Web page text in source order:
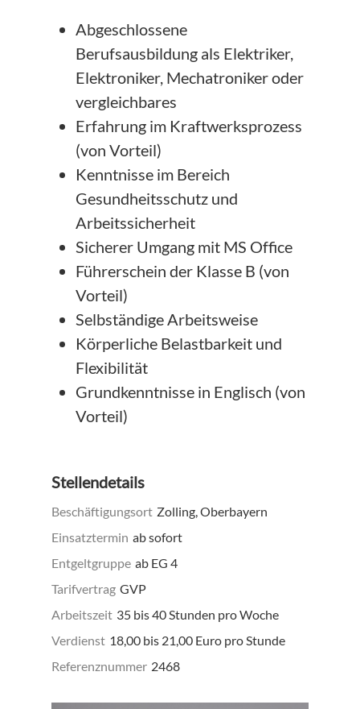
Abgeschlossene
Berufsausbildung als Elektriker,
Elektroniker, Mechatroniker oder
vergleichbares
Erfahrung im Kraftwerksprozess
(von Vorteil)
Kenntnisse im Bereich
Gesundheitsschutz und
Arbeitssicherheit
Sicherer Umgang mit MS Office
Führerschein der Klasse B (von
Vorteil)
Selbständige Arbeitsweise
Körperliche Belastbarkeit und
Flexibilität
Grundkenntnisse in Englisch (von
Vorteil)
Stellendetails
Beschäftigungsort Zolling, Oberbayern
Einsatztermin ab sofort
Entgeltgruppe ab EG 4
Tarifvertrag GVP
Arbeitszeit 35 bis 40 Stunden pro Woche
Verdienst 18,00 bis 21,00 Euro pro Stunde
Referenznummer 2468